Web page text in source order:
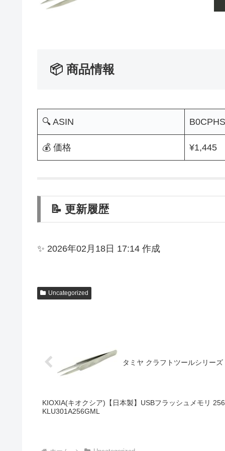
📦 商品情報
🔍 ASIN
💰 価格 ¥1,445
📝 更新履歴
✨ 2026年02月18日 17:14 作成
Uncategorized
タミヤ クラフトツールシリー
KIOXIA(キオクシア)【日本製】USBフラッシュメモリ
KLU301A256GML